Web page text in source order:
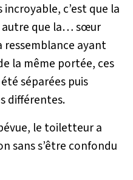
c’est que la
autre que la… sœur
ressemblance ayant
la même portée, ces
séparées puis
différentes.
le toiletteur a
sans s’être confondu